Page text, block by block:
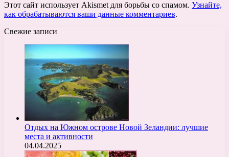
Этот сайт использует Akismet для борьбы со спамом. Узнайте,
как обрабатываются ваши данные комментариев.
Свежие записи
Отдых на Южном острове Новой Зеландии: лучшие
места и активности
04.04.2025